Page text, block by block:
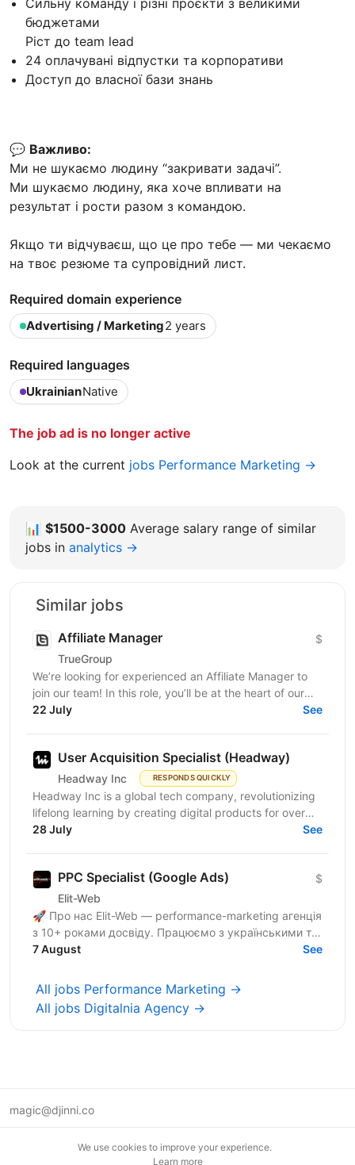
Сильну команду і різні проєкти з великими
бюджетами
Ріст до team lead
24 оплачувані відпустки та корпоративи
Доступ до власної бази знань
💬 Важливо:
Ми не шукаємо людину “закривати задачі”.
Ми шукаємо людину, яка хоче впливати на
результат і рости разом з командою.
Якщо ти відчуваєш, що це про тебе — ми чекаємо
на твоє резюме та супровідний лист.
Required domain experience
Advertising / Marketing2 years
Required languages
UkrainianNative
The job ad is no longer active
Look at the current jobs Performance Marketing →
📊 $1500-3000 Average salary range of similar
jobs in analytics →
Similar jobs
Affiliate Manager
TrueGroup
$
We’re looking for experienced an Affiliate Manager to
join our team! In this role, you’ll be at the heart of our
partner program, building relationships and...
22 July See
User Acquisition Specialist (Headway)
Headway Inc RESPONDS QUICKLY
Headway Inc is a global tech company, revolutionizing
lifelong learning by creating digital products for over
170 million users worldwide. Our mission is to...
28 July See
PPC Specialist (Google Ads)
Elit-Web
$
🚀 Про нас Elit-Web — performance-marketing агенція
з 10+ роками досвіду. Працюємо з українськими та
міжнародними проєктами, масштабуємо бізнеси
7 August See
All jobs Performance Marketing →
All jobs Digitalnia Agency →
magic@djinni.co
We use cookies to improve your experience.
Learn more